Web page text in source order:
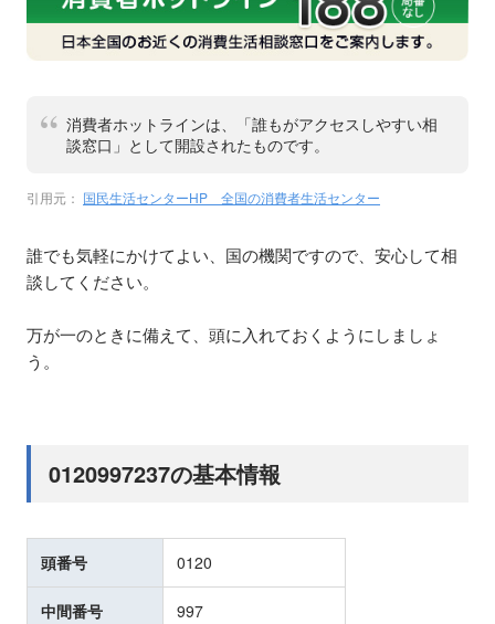
消費者ホットラインは、「誰もがアクセスしやすい相
談窓口」として開設されたものです。
引用元： 国民生活センターHP 全国の消費者生活センター
誰でも気軽にかけてよい、国の機関ですので、安心して相
談してください。
万が一のときに備えて、頭に入れておくようにしましょ
う。
0120997237の基本情報
頭番号 0120
中間番号 997